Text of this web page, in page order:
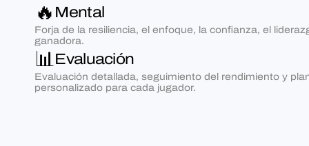
🔥 Mental
Forja de la resiliencia, el enfoque, la confianza, el
ganadora.
📊 Evaluación
Evaluación detallada, seguimiento del rendimiento y
personalizado para cada jugador.